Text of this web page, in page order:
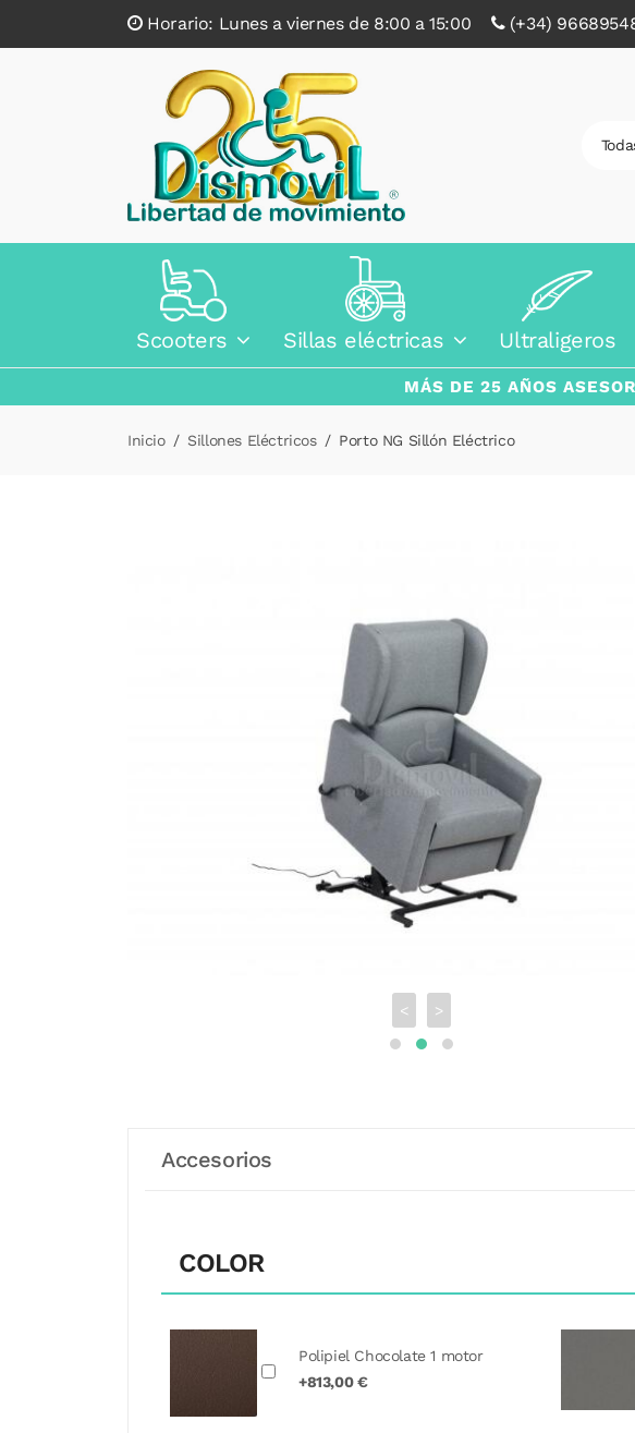
Horario: Lunes a viernes de 8:00 a 15:00 (+34)
Scooters Sillas eléctricas Ultraligeros
MÁS DE 25 AÑOS
Inicio Sillones Eléctricos Porto NG Sillón Eléctrico
< >
Accesorios
COLOR
Polipiel Chocolate 1 motor
+813,00 €